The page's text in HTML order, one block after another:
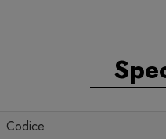
Codice